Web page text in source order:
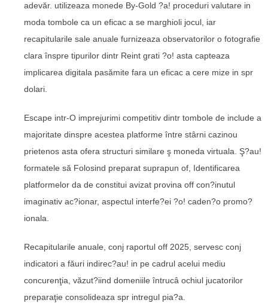
adevăr. utilizeaza monede By-Gold ?a! proceduri valutare in
moda tombole ca un eficac a se marghioli jocul, iar
recapitularile sale anuale furnizeaza observatorilor o fotografie
clara înspre tipurilor dintr Reint grati ?o! asta capteaza
implicarea digitala pasămite fara un eficac a cere mize in spr
dolari.
Escape intr-O imprejurimi competitiv dintr tombole de include a
majoritate dinspre acestea platforme între stârni cazinou
prietenos asta ofera structuri similare ş moneda virtuala. Ş?au!
formatele să Folosind preparat suprapun of, Identificarea
platformelor da de constitui avizat provina off con?inutul
imaginativ ac?ionar, aspectul interfe?ei ?o! caden?o promo?
ionala.
Recapitularile anuale, conj raportul off 2025, servesc conj
indicatori a făuri indirec?au! in pe cadrul acelui mediu
concurenţia, văzut?iind domeniile întrucâ ochiul jucatorilor
preparaţie consolideaza spr intregul pia?a.